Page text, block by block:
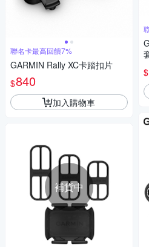
聯名卡最高回饋7%
GARMIN Rally XC卡踏扣片
$840
加入購物車
補貨中
$